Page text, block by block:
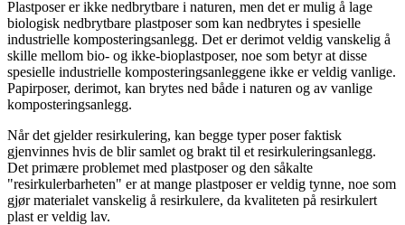
Plastposer er ikke nedbrytbare i naturen, men det er mulig å lage
biologisk nedbrytbare plastposer som kan nedbrytes i spesielle
industrielle komposteringsanlegg. Det er derimot veldig vanskelig å
skille mellom bio- og ikke-bioplastposer, noe som betyr at disse
spesielle industrielle komposteringsanleggene ikke er veldig vanlige.
Papirposer, derimot, kan brytes ned både i naturen og av vanlige
komposteringsanlegg.
Når det gjelder resirkulering, kan begge typer poser faktisk
gjenvinnes hvis de blir samlet og brakt til et resirkuleringsanlegg.
Det primære problemet med plastposer og den såkalte
"resirkulerbarheten" er at mange plastposer er veldig tynne, noe som
gjør materialet vanskelig å resirkulere, da kvaliteten på resirkulert
plast er veldig lav.